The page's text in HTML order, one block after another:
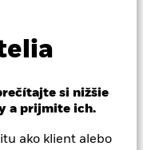
si nižšie
a prijmite ich.
ako klient alebo
k 05-aug-26